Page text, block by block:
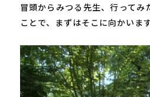
冒頭からみつる先生、行ってみ
ことで、まずはそこに向かいます